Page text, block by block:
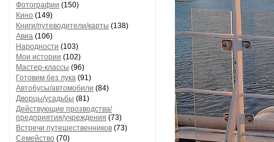
Фотографии (150)
Кино (149)
Книги/путеводители/карты (138)
Авиа (106)
Народности (103)
Мои истории (102)
Мастер-классы (96)
Готовим без лука (91)
Автобусы/автомобили (84)
Дворцы/усадьбы (81)
Действующие прозводства/
предприятия/учреждения (73)
Встречи путешественников (73)
Семейство (70)